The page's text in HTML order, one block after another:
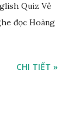
Quiz Vẻ
đọc Hoàng
CHI TIẾT »